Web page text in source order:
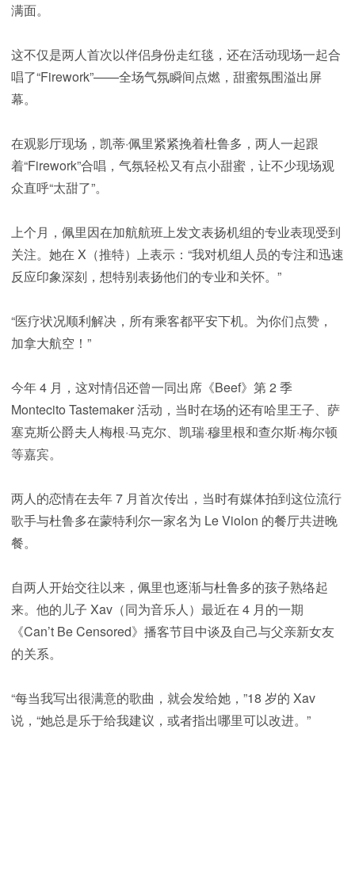
满面。
这不仅是两人首次以伴侣身份走红毯，还在活动现场一起合
唱了“Firework”——全场气氛瞬间点燃，甜蜜氛围溢出屏
幕。
在观影厅现场，凯蒂·佩里紧紧挽着杜鲁多，两人一起跟
着“Firework”合唱，气氛轻松又有点小甜蜜，让不少现场观
众直呼“太甜了”。
上个月，佩里因在加航航班上发文表扬机组的专业表现受到
关注。她在 X（推特）上表示：“我对机组人员的专注和迅速
反应印象深刻，想特别表扬他们的专业和关怀。”
“医疗状况顺利解决，所有乘客都平安下机。为你们点赞，
加拿大航空！”
今年 4 月，这对情侣还曾一同出席《Beef》第 2 季
Montecito Tastemaker 活动，当时在场的还有哈里王子、萨
塞克斯公爵夫人梅根·马克尔、凯瑞·穆里根和查尔斯·梅尔顿
等嘉宾。
两人的恋情在去年 7 月首次传出，当时有媒体拍到这位流行
歌手与杜鲁多在蒙特利尔一家名为 Le Violon 的餐厅共进晚
餐。
自两人开始交往以来，佩里也逐渐与杜鲁多的孩子熟络起
来。他的儿子 Xav（同为音乐人）最近在 4 月的一期
《Can’t Be Censored》播客节目中谈及自己与父亲新女友
的关系。
“每当我写出很满意的歌曲，就会发给她，”18 岁的 Xav
说，“她总是乐于给我建议，或者指出哪里可以改进。”